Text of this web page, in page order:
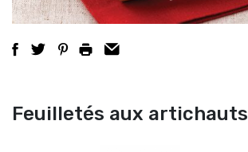
Feuilletés aux artichauts